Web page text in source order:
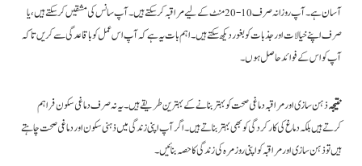
آسان ہے۔ آپ روزانہ صرف 10-20 منٹ کے لیے مراقبہ کر سکتے ہیں۔ آپ سانس کی مشقیں کر سکتے ہیں، یا
صرف اپنے خیالات اور جذبات کو بغور دیکھ سکتے ہیں۔ اہم بات یہ ہے کہ آپ اس عمل کو باقاعدگی سے کریں تاکہ
آپ کو اس کے فوائد حاصل ہوں۔
نتیجہذہن سازی اور مراقبہ دماغی صحت کو بہتر بنانے کے بہترین طریقے ہیں۔ یہ نہ صرف دماغی سکون فراہم
کرتے ہیں بلکہ دماغ کی کارکردگی کو بھی بہتر بناتے ہیں۔ اگر آپ اپنی زندگی میں ذہنی سکون اور دماغی صحت چاہتے
ہیں تو ذہن سازی اور مراقبہ کو اپنی روزمرہ کی زندگی کا حصہ بنائیں۔